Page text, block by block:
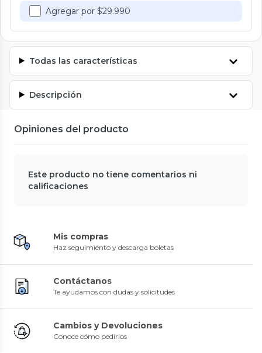
Agregar por $29.990
Todas las características
Descripción
Opiniones del producto
Este producto no tiene comentarios ni
calificaciones
Mis compras
Haz seguimiento y descarga boletas
Contáctanos
Te ayudamos con dudas y solicitudes
Cambios y Devoluciones
Conoce cómo pedirlos